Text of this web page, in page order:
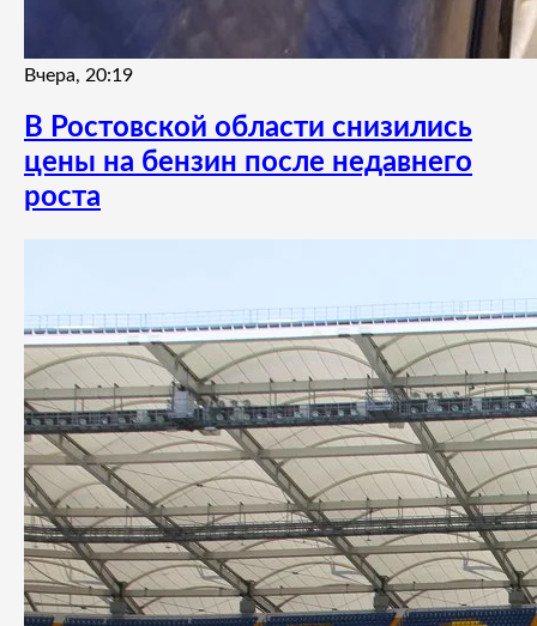
Вчера, 20:19
В Ростовской области снизились
цены на бензин после недавнего
роста